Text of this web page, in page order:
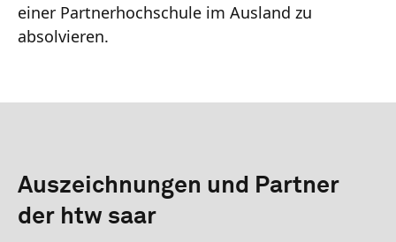
einer Partnerhochschule im Ausland zu
absolvieren.
Auszeichnungen und Partner
der htw saar